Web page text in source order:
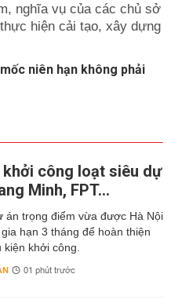
nghĩa vụ của các chủ sở
hiện cải tạo, xây dựng
niên hạn không phải
khởi công loạt siêu dự
Minh, FPT...
án trọng điểm vừa được Hà Nội
hạn 3 tháng để hoàn thiện
kiện khởi công.
01 phút trước